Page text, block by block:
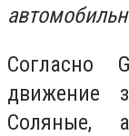
Согласно
движение
Соляные,